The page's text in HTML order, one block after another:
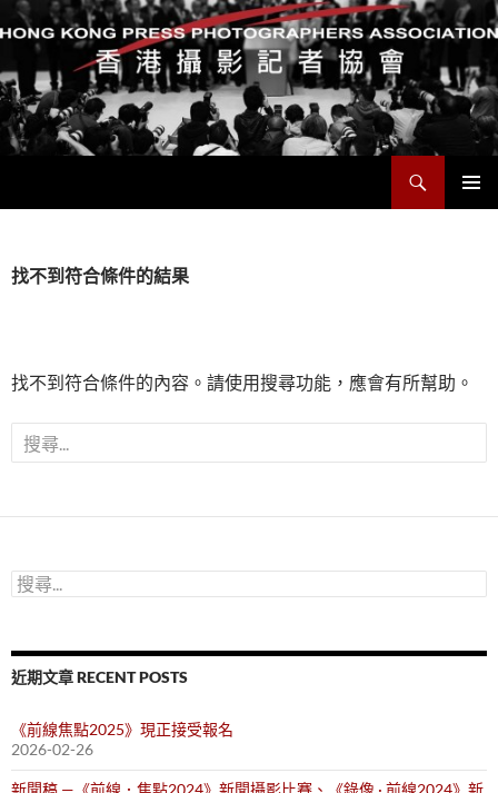
要
找不到符合條件的結果
找不到符合條件的內容。請使用搜尋功能，應會有所幫助。
搜
尋
鍵
搜
尋
字:
近期文章 RECENT POSTS
《前線焦點2025》現正接受報名
2026-02-26
新聞稿 —《前線．焦點2024》新聞攝影比賽、《錄像 · 前線2024》新